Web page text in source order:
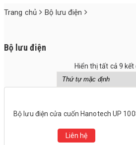
Trang chủ Bộ lưu điện
Bộ lưu điện
Hiển thị tất cả 9 kết
Bộ lưu điện cửa cuốn Hanotech UP
Liên hệ